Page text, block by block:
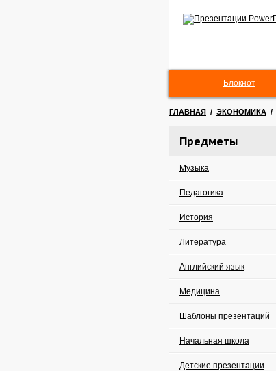
Блокнот
ГЛАВНАЯ / ЭКОНОМИКА /
Предметы
Музыка
Педагогика
История
Литература
Английский язык
Медицина
Шаблоны презентаций
Начальная школа
Детские презентации